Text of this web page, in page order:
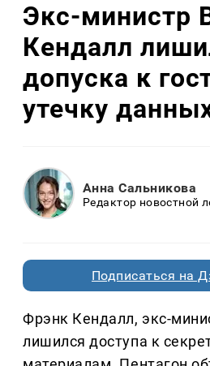
Экс-министр
Кендалл
допуска к
утечку
Анна Сальникова
Редактор новостной
Подписаться на
Фрэнк Кендалл, экс-
лишился доступа к